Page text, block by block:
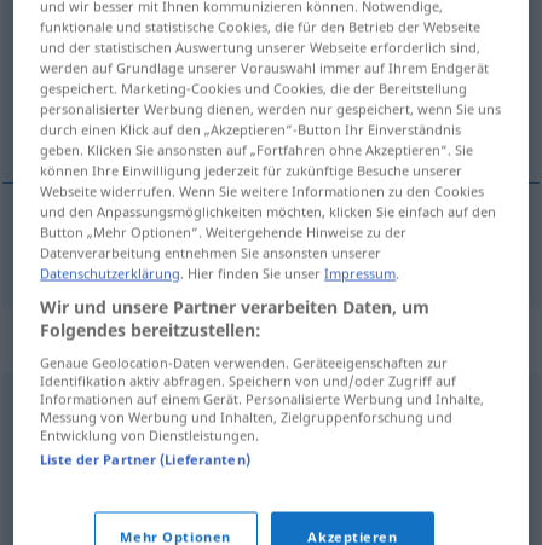
Übersicht aller Übersetzungen
(Für mehr Details die Übersetzung anklicken/antippen)
nalágati <naložíti>
nalágati beladen
Synonyme für "beladen"
laden,belasten
und wir besser mit Ihnen kommunizieren können. Notwendige,
funktionale und statistische Cookies, die für den Betrieb der Webseite
und der statistischen Auswertung unserer Webseite erforderlich sind,
werden auf Grundlage unserer Vorauswahl immer auf Ihrem Endgerät
gespeichert. Marketing-Cookies und Cookies, die der Bereitstellung
personalisierter Werbung dienen, werden nur gespeichert, wenn Sie uns
durch einen Klick auf den „Akzeptieren“-Button Ihr Einverständnis
geben. Klicken Sie ansonsten auf „Fortfahren ohne Akzeptieren“. Sie
können Ihre Einwilligung jederzeit für zukünftige Besuche unserer
Webseite widerrufen. Wenn Sie weitere Informationen zu den Cookies
und den Anpassungsmöglichkeiten möchten, klicken Sie einfach auf den
Button „Mehr Optionen“. Weitergehende Hinweise zu der
Datenverarbeitung entnehmen Sie ansonsten unserer
Datenschutzerklärung. Hier finden Sie unserImpressum.
Wir und unsere Partner verarbeiten Daten, um
Folgendes bereitzustellen:
Genaue Geolocation-Daten verwenden. Geräteeigenschaften zur
Identifikation aktiv abfragen. Speichern von und/oder Zugriff auf
Informationen auf einem Gerät. Personalisierte Werbung und Inhalte,
Messung von Werbung und Inhalten, Zielgruppenforschung und
Entwicklung von Dienstleistungen.
Liste der Partner (Lieferanten)
Mehr Optionen Akzeptieren